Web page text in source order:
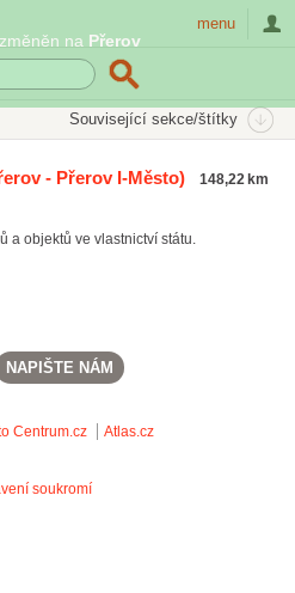
na Přerov
menu
Související sekce/štítky
- Přerov I-Město) 148,22 km
a objektů ve vlastnictví státu.
NAPIŠTE NÁM
Centrum.cz Atlas.cz
soukromí